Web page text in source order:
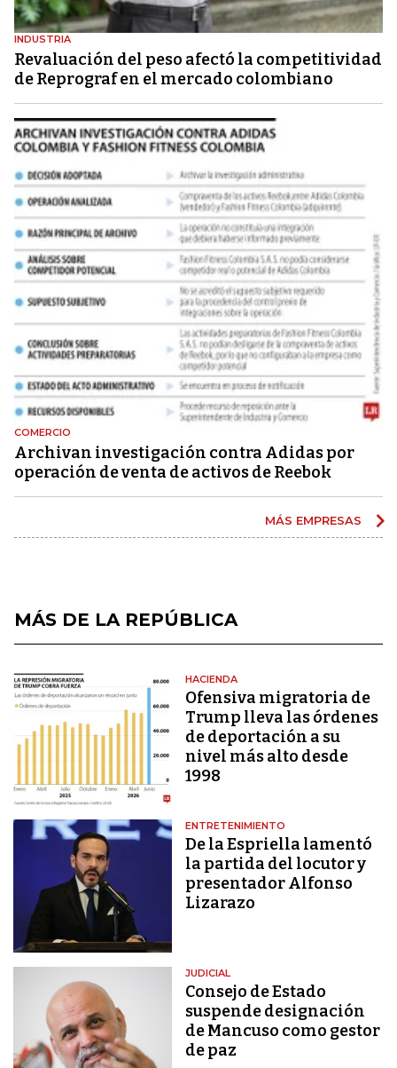
INDUSTRIA
Revaluación del peso afectó la competitividad
de Reprograf en el mercado colombiano
COMERCIO
Archivan investigación contra Adidas por
operación de venta de activos de Reebok
MÁS EMPRESAS
MÁS DE LA REPÚBLICA
HACIENDA
Ofensiva migratoria de
Trump lleva las órdenes
de deportación a su
nivel más alto desde
1998
ENTRETENIMIENTO
De la Espriella lamentó
la partida del locutor y
presentador Alfonso
Lizarazo
JUDICIAL
Consejo de Estado
suspende designación
de Mancuso como gestor
de paz